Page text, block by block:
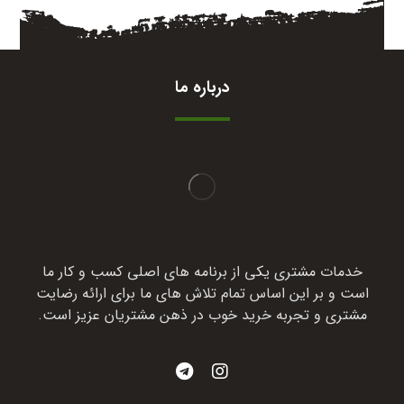
درباره ما
خدمات مشتری یکی از برنامه های اصلی کسب و کار ما
است و بر این اساس تمام تلاش های ما برای ارائه رضایت
مشتری و تجربه خرید خوب در ذهن مشتریان عزیز است.